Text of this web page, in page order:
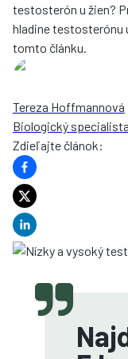
testosterón u žien?
hladine testosterónu
tomto článku.
Tereza Hoffmannová
Biologický specialista
Zdieľajte článok: